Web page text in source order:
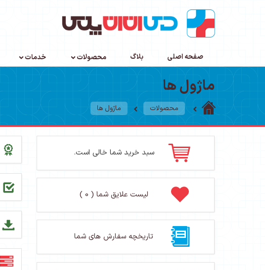
صفحه اصلی بلاگ محصولات خدمات
ماژول ها
محصولات ماژول ها
سبد خرید شما خالی است.
لیست علایق شما ( 0 )
تاریخچه سفارش های شما